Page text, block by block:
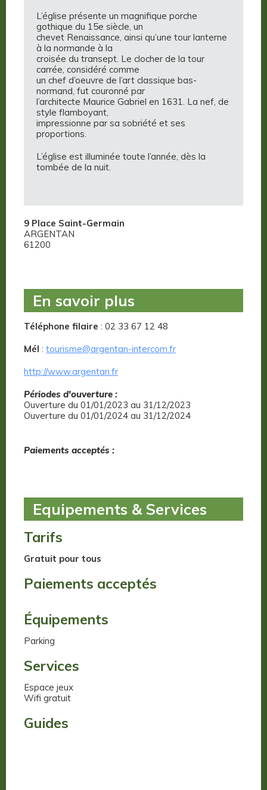
L’église présente un magnifique porche
gothique du 15e siècle, un
chevet Renaissance, ainsi qu’une tour lanterne
à la normande à la
croisée du transept. Le clocher de la tour
carrée, considéré comme
un chef d’oeuvre de l’art classique bas-
normand, fut couronné par
l’architecte Maurice Gabriel en 1631. La nef, de
style flamboyant,
impressionne par sa sobriété et ses
proportions.
L’église est illuminée toute l’année, dès la
tombée de la nuit.
9 Place Saint-Germain
ARGENTAN
61200
En savoir plus
Téléphone filaire : 02 33 67 12 48
Mél : tourisme@argentan-intercom.fr
http://www.argentan.fr
Périodes d'ouverture :
Ouverture du 01/01/2023 au 31/12/2023
Ouverture du 01/01/2024 au 31/12/2024
Paiements acceptés :
Equipements & Services
Tarifs
Gratuit pour tous
Paiements acceptés
Équipements
Parking
Services
Espace jeux
Wifi gratuit
Guides